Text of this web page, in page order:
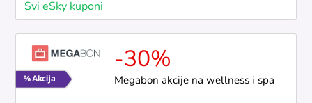
Svi eSky kuponi
-30%
Megabon akcije na wellness i spa